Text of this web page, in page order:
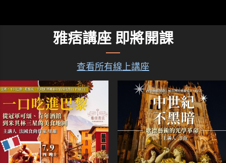
雅痞講座 即將開課
查看所有線上講座